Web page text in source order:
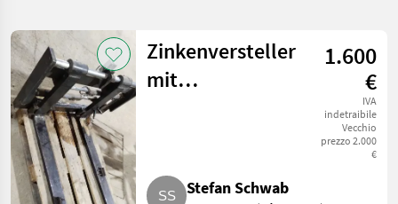
Zinkenversteller
mit
1.600
€
IVA
indetraibile
Vecchio
prezzo 2.000
€
Stefan Schwab